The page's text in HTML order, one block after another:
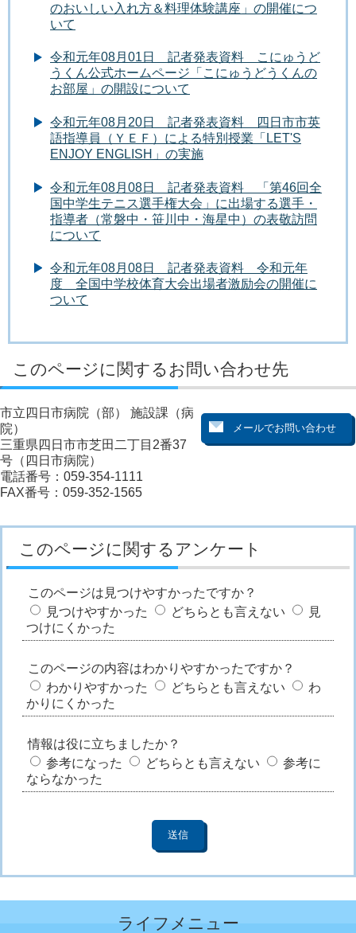
のおいしい入れ方＆料理体験講座」の開催につ
いて
令和元年08月01日 記者発表資料 こにゅうど
うくん公式ホームページ「こにゅうどうくんの
お部屋」の開設について
令和元年08月20日 記者発表資料 四日市市英
語指導員（ＹＥＦ）による特別授業「LET'S
ENJOY ENGLISH」の実施
令和元年08月08日 記者発表資料 「第46回全
国中学生テニス選手権大会」に出場する選手・
指導者（常磐中・笹川中・海星中）の表敬訪問
について
令和元年08月08日 記者発表資料 令和元年
度 全国中学校体育大会出場者激励会の開催に
ついて
このページに関するお問い合わせ先
市立四日市病院（部） 施設課（病
院）
三重県四日市市芝田二丁目2番37
号（四日市病院）
電話番号：059-354-1111
FAX番号：059-352-1565
このページに関するアンケート
このページは見つけやすかったですか？
見つけやすかった
どちらとも言えない
見
つけにくかった
このページの内容はわかりやすかったですか？
わかりやすかった
どちらとも言えない
わ
かりにくかった
情報は役に立ちましたか？
参考になった
どちらとも言えない
参考に
ならなかった
ライフメニュー